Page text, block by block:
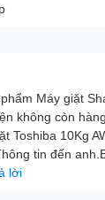
đảo chiều
thời giảm
hưởng.
Máy giặt
không còn
Toshiba 10Kg
tin đến
lời